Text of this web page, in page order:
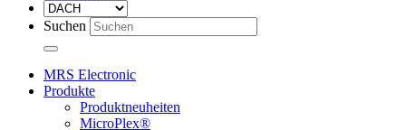
Suchen
MRS Electronic
Produkte
Produktneuheiten
MicroPlex®